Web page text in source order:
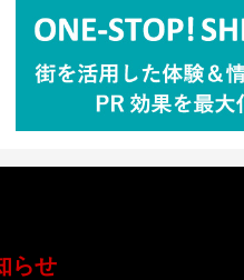
らせ